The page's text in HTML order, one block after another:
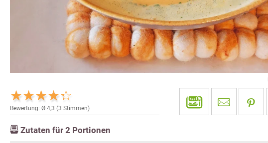
Bewertung: Ø 4,3 (3 Stimmen)
Zutaten für 2 Portionen